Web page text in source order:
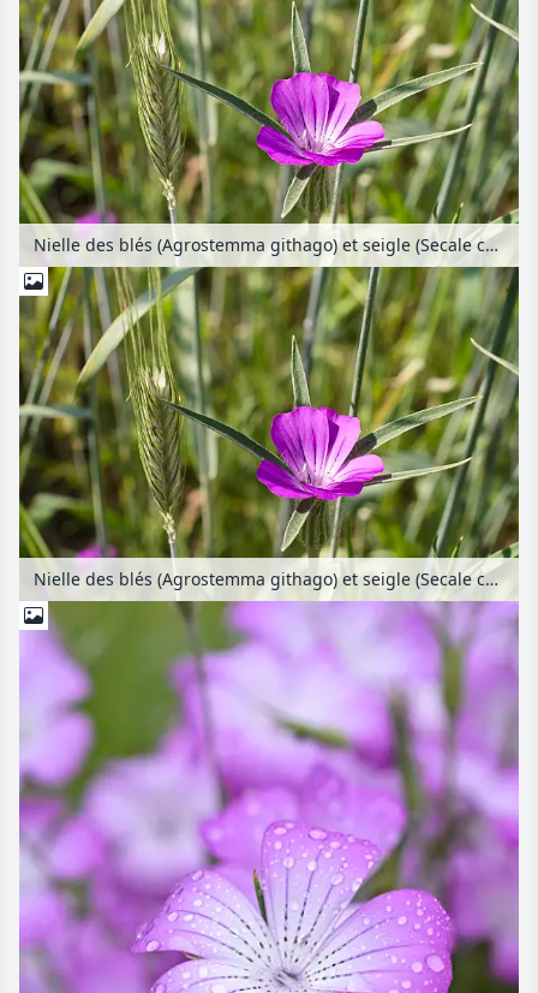
Nielle des blés (Agrostemma githago) et seigle (Secale cereale)
Nielle des blés (Agrostemma githago) et seigle (Secale cereale)